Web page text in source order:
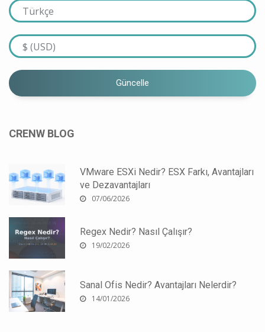
Güncelle
CRENW BLOG
VMware ESXi Nedir? ESX Farkı, Avantajları
ve Dezavantajları
07/06/2026
Regex Nedir? Nasıl Çalışır?
19/02/2026
Sanal Ofis Nedir? Avantajları Nelerdir?
14/01/2026